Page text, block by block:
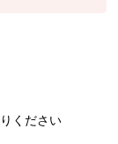
ください